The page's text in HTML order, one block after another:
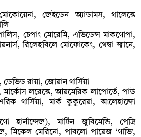
জেইডেন অ্যাডামস, থালেন্তে
চেপাং মোরেমি, এভিডেন্স মাকগোপা,
রিলেহবিলে মোফোকেং, থেম্বা জ্বানে,
রায়া, জোয়ান গার্সিয়া
মার্কোস লরেন্তে, আয়মেরিক লাপোর্তে, পাউ
গার্সিয়া, মার্ক কুকুরেয়া, আলেহান্দ্রো
হার্নান্দেজ), মার্টিন জুবিমেন্ডি, পেদ্রি
মিকেল মেরিনো, পাবলো পায়েজ ‘গাভি’,